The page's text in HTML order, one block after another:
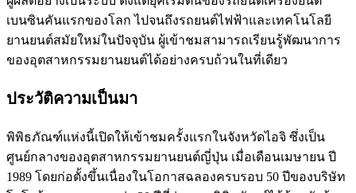
เบนซินคันแรกของโลก ไปจนถึงรถยนต์ไฟฟ้าและเทคโนโลยี
ยานยนต์สมัยใหม่ในปัจจุบัน ผู้เข้าชมสามารถเรียนรู้พัฒนาการ
ของอุตสาหกรรมยานยนต์ได้อย่างครบถ้วนในที่เดียว
ประวัติความเป็นมา
พิพิธภัณฑ์แห่งนี้เปิดให้เข้าชมครั้งแรกในจังหวัดไอจิ ซึ่งเป็น
ศูนย์กลางของอุตสาหกรรมยานยนต์ญี่ปุ่น เมื่อเดือนเมษายน ปี
1989 โดยก่อตั้งขึ้นเนื่องในโอกาสฉลองครบรอบ 50 ปีของบริษัท